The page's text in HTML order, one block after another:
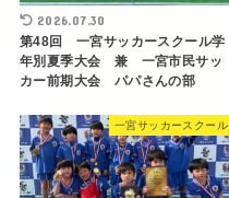
2026.07.30
第48回 一宮サッカースクール学
年別夏季大会 兼 一宮市民サッ
カー前期大会 パパさんの部
一宮サッカースクール